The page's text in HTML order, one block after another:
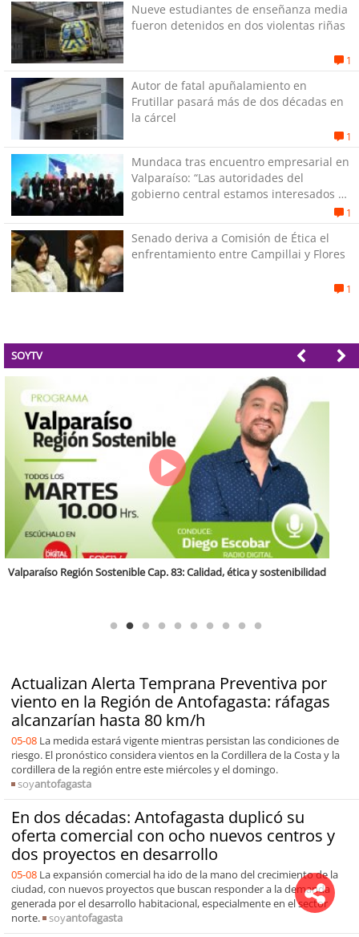
Nueve estudiantes de enseñanza media
fueron detenidos en dos violentas riñas
1
Autor de fatal apuñalamiento en
Frutillar pasará más de dos décadas en
la cárcel
1
Mundaca tras encuentro empresarial en
Valparaíso: “Las autoridades del
gobierno central estamos interesados en
1
Senado deriva a Comisión de Ética el
enfrentamiento entre Campillai y Flores
1
SOYTV
Actualizan Alerta Temprana Preventiva por
viento en la Región de Antofagasta: ráfagas
alcanzarían hasta 80 km/h
05-08 La medida estará vigente mientras persistan las condiciones de
riesgo. El pronóstico considera vientos en la Cordillera de la Costa y la
cordillera de la región entre este miércoles y el domingo.
soyantofagasta
En dos décadas: Antofagasta duplicó su
oferta comercial con ocho nuevos centros y
dos proyectos en desarrollo
05-08 La expansión comercial ha ido de la mano del crecimiento de la
ciudad, con nuevos proyectos que buscan responder a la demanda
generada por el desarrollo habitacional, especialmente en el sector
norte.
soyantofagasta